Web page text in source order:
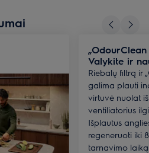
Valykite ir
Riebalų filtrą ir
galima plauti
virtuvė nuolat
ventiliatorius
Išplautus
regeneruoti iki
tarnavimo